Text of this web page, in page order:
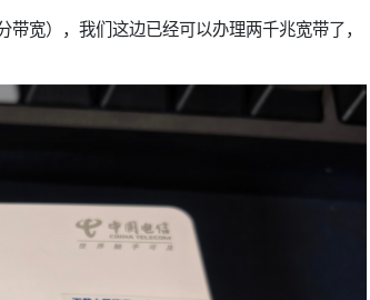
宽），我们这边已经可以办理两千兆宽带了，